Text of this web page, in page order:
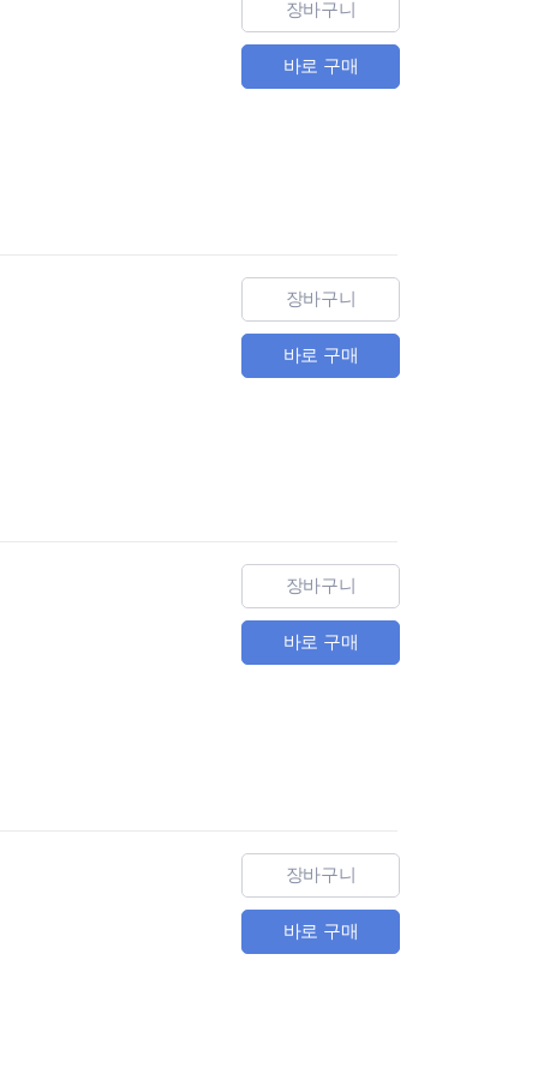
장바구니
바로 구매
장바구니
바로 구매
장바구니
바로 구매
장바구니
바로 구매